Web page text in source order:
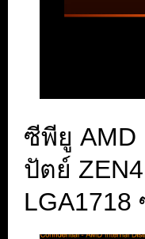
ซีพียู AMD
ปัตย์
LGA1718